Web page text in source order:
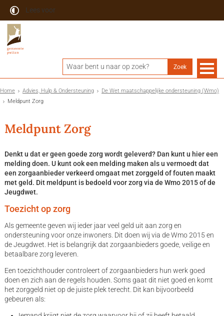
Lees voor
Home Advies, Hulp & Ondersteuning
De Wet maatschappelijke ondersteuning (Wmo)
Meldpunt Zorg
Meldpunt Zorg
Denkt u dat er geen goede zorg wordt geleverd? Dan kunt u hier een
melding doen. U kunt ook een melding maken als u vermoedt dat
een zorgaanbieder verkeerd omgaat met zorggeld of fouten maakt
met geld. Dit meldpunt is bedoeld voor zorg via de Wmo 2015 of de
Jeugdwet.
Toezicht op zorg
Als gemeente geven wij ieder jaar veel geld uit aan zorg en
ondersteuning voor onze inwoners. Dit doen wij via de Wmo 2015 en
de Jeugdwet. Het is belangrijk dat zorgaanbieders goede, veilige en
betaalbare zorg leveren.
Een toezichthouder controleert of zorgaanbieders hun werk goed
doen en zich aan de regels houden. Soms gaat dit niet goed en komt
het zorggeld niet op de juiste plek terecht. Dit kan bijvoorbeeld
gebeuren als: